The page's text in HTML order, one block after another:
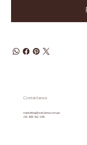
marketing@welldone.com.pe
+51 933 422 049
Contáctanos